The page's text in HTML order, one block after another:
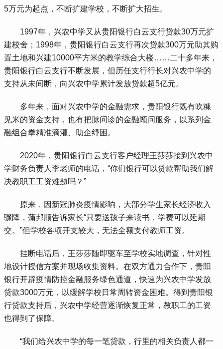
5万元为起点，不断扩建学校，不断扩大招生。
1997年，兴农中学又从贵阳银行白云支行贷款30万元扩
建校舍；1998年，贵阳银行白云支行再次贷款300万元助其购
置土地和兴建10000平方米的教学综合大楼……二十多年来，
贵阳银行白云支行不断发展，但历任支行行长对兴农中学的
支持从未间断，向兴农中学累计发放贷款超5亿元。
多年来，面对兴农中学的金融需求，贵阳银行既有吹糠
见米的资金支持，也有把脉问诊的金融顾问服务，以系列金
融组合拳精准滴灌、助企纾困。
2020年，贵阳银行白云支行客户经理王莎莎接到兴农中
学财务负责人李老师的电话，“你们银行可以贷款帮助我们解
决教职工工资难题吗？”
原来，因新冠肺炎疫情影响，大部分学生家长经济收入
骤降，蒲邦顺告诉家长“只要送孩子来读书，学费可以延期
交。”但学校各项开支较大，无法全额支付教师工资。
挂断电话后，王莎莎随即驱车至学校实地调查，针对性
地设计授信方案并现场收集资料。在双方通力合作下，贵阳
银行开辟疫情防控金融服务绿色通道，快速为兴农中学发放
贷款3000万元，以缓解学校日常周转资金困难。得到贵阳银
行贷款支持后，兴农中学经营逐渐恢复正常，教职工的工资
也得到了保障。
“我们给兴农中学的每一笔贷款，行里的相关负责人都一